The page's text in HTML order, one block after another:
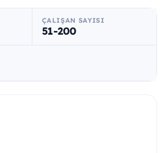
ÇALIŞAN SAYISI
51-200